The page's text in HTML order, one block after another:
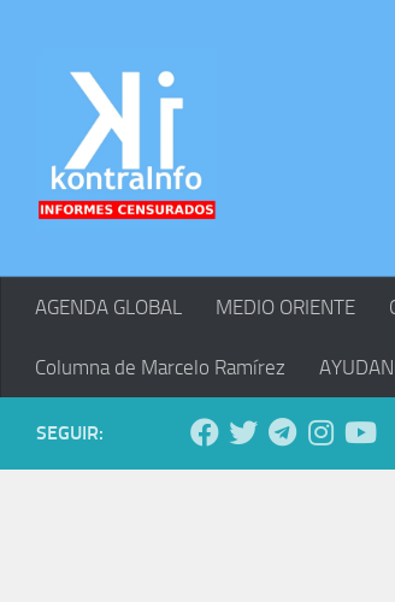
AGENDA GLOBAL MEDIO ORIENTE
Columna de Marcelo Ramírez
SEGUIR: